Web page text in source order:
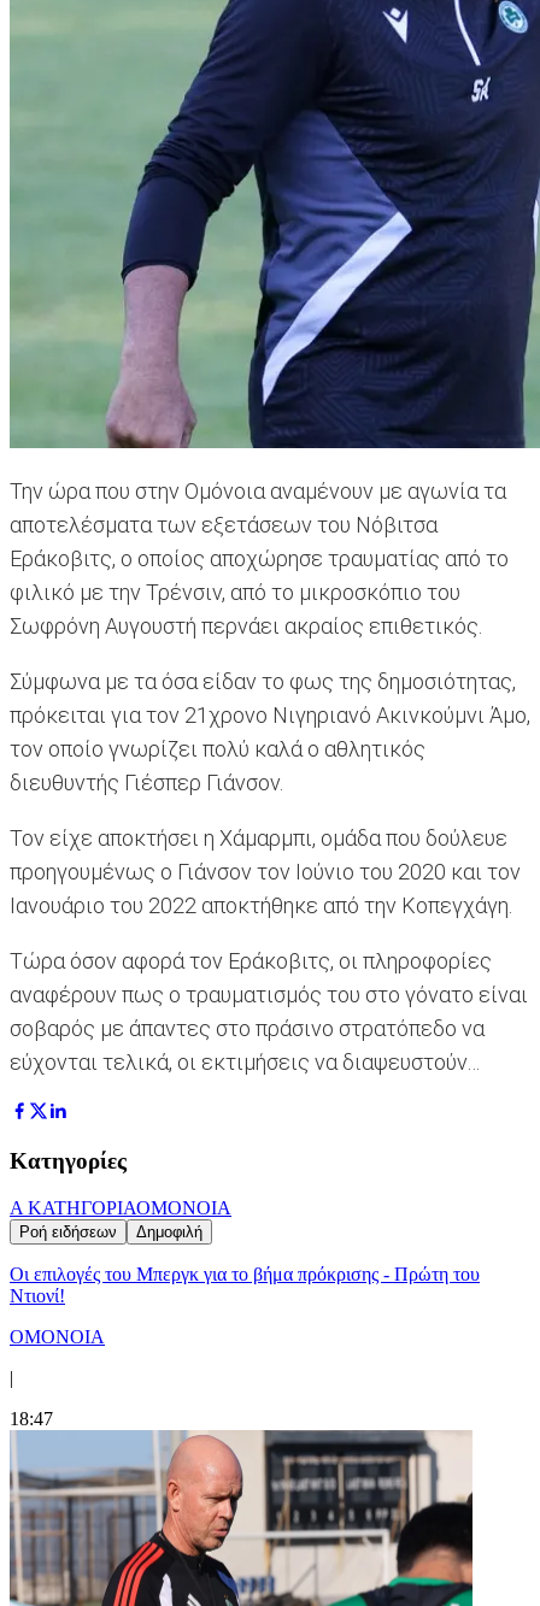
Την ώρα που στην Ομόνοια αναμένουν με αγωνία τα
αποτελέσματα των εξετάσεων του Νόβιτσα
Εράκοβιτς, ο οποίος αποχώρησε τραυματίας από το
φιλικό με την Τρένσιν, από το μικροσκόπιο του
Σωφρόνη Αυγουστή περνάει ακραίος επιθετικός.
Σύμφωνα με τα όσα είδαν το φως της δημοσιότητας,
πρόκειται για τον 21χρονο Νιγηριανό Ακινκούμνι Άμο,
τον οποίο γνωρίζει πολύ καλά ο αθλητικός
διευθυντής Γιέσπερ Γιάνσον.
Τον είχε αποκτήσει η Χάμαρμπι, ομάδα που δούλευε
προηγουμένως ο Γιάνσον τον Ιούνιο του 2020 και τον
Ιανουάριο του 2022 αποκτήθηκε από την Κοπεγχάγη.
Τώρα όσον αφορά τον Εράκοβιτς, οι πληροφορίες
αναφέρουν πως ο τραυματισμός του στο γόνατο είναι
σοβαρός με άπαντες στο πράσινο στρατόπεδο να
εύχονται τελικά, οι εκτιμήσεις να διαψευστούν…
Κατηγορίες
Α ΚΑΤΗΓΟΡΙΑΟΜΟΝΟΙΑ
Ροή ειδήσεων Δημοφιλή
Οι επιλογές του Μπεργκ για το βήμα πρόκρισης - Πρώτη του
Ντιονί!
ΟΜΟΝΟΙΑ
|
18:47